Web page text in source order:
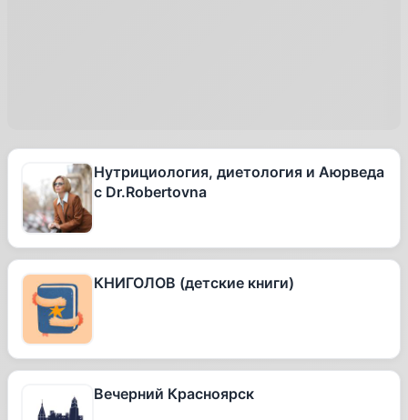
Нутрициология, диетология и Аюрведа
с Dr.Robertovna
КНИГОЛОВ (детские книги)
Вечерний Красноярск